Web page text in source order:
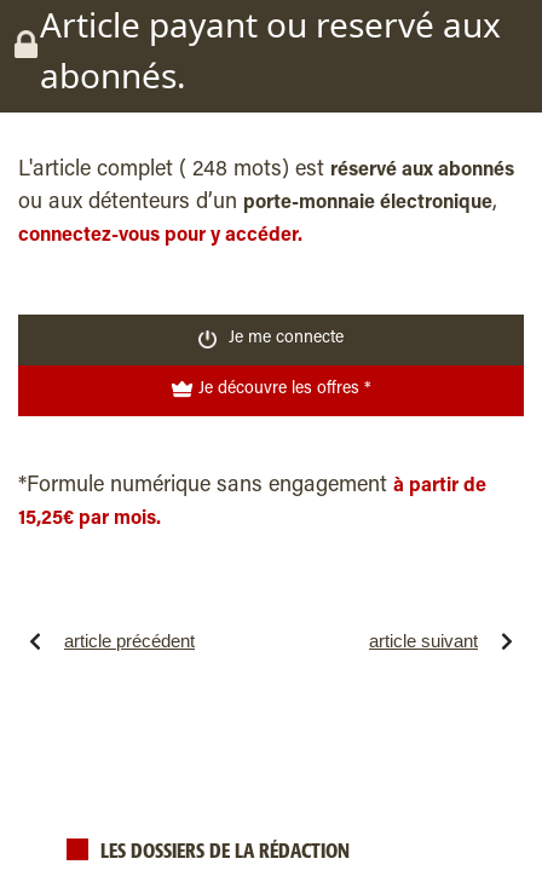
Article payant ou reservé aux
abonnés.
L'article complet ( 248 mots) est réservé aux abonnés
ou aux détenteurs d’un porte-monnaie électronique,
connectez-vous pour y accéder.
Je me connecte
Je découvre les offres *
*Formule numérique sans engagement à partir de
15,25€ par mois.
article précédent article suivant
LES DOSSIERS DE LA RÉDACTION